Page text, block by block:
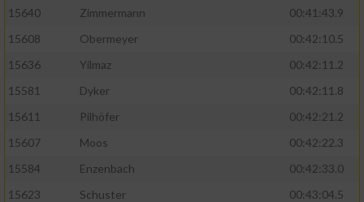
15640
Zimmermann
00:41:43.9
15608
Obermeyer
00:42:10.5
15636
Yilmaz
00:42:11.2
15581
Dyker
00:42:11.8
15611
Pilhöfer
00:42:21.2
15607
Moos
00:42:22.3
15584
Enzenbach
00:42:33.0
15623
Schuster
00:43:04.5